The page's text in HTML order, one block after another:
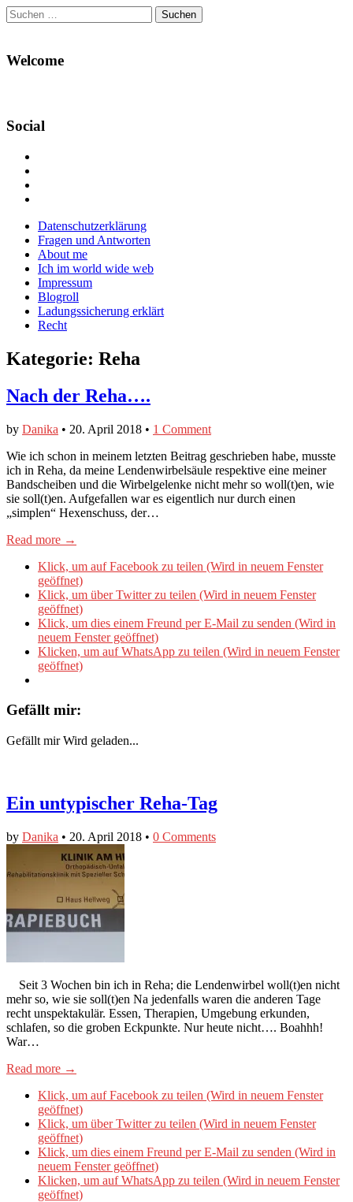
Suchen
nach:
Welcome
Social
Facebook
anzeigen
Twitter
anzeigen
auf
Instagram
anzeigen
Main
menu
Skip
content
Datenschutzerklärung
Fragen und Antworten
About me
Ich im world wide web
Impressum
Blogroll
Ladungssicherung erklärt
Recht
Kategorie: Reha
Nach der Reha….
by Danika • 20. April 2018 • 1 Comment
Wie ich schon in meinem letzten Beitrag geschrieben habe, musste
ich in Reha, da meine Lendenwirbelsäule respektive eine meiner
Bandscheiben und die Wirbelgelenke nicht mehr so woll(t)en, wie
sie soll(t)en. Aufgefallen war es eigentlich nur durch einen
„simplen“ Hexenschuss, der…
Read more →
Klick, um auf Facebook zu teilen (Wird in neuem Fenster
geöffnet)
Klick, um über Twitter zu teilen (Wird in neuem Fenster
geöffnet)
Klick, um dies einem Freund per E-Mail zu senden (Wird in
neuem Fenster geöffnet)
Klicken, um auf WhatsApp zu teilen (Wird in neuem Fenster
geöffnet)
Gefällt mir:
Gefällt mir Wird geladen...
Ein untypischer Reha-Tag
by Danika • 20. April 2018 • 0 Comments
Seit 3 Wochen bin ich in Reha; die Lendenwirbel woll(t)en nicht
mehr so, wie sie soll(t)en Na jedenfalls waren die anderen Tage
recht unspektakulär. Essen, Therapien, Umgebung erkunden,
schlafen, so die groben Eckpunkte. Nur heute nicht…. Boahhh!
War…
Read more →
Klick, um auf Facebook zu teilen (Wird in neuem Fenster
geöffnet)
Klick, um über Twitter zu teilen (Wird in neuem Fenster
geöffnet)
Klick, um dies einem Freund per E-Mail zu senden (Wird in
neuem Fenster geöffnet)
Klicken, um auf WhatsApp zu teilen (Wird in neuem Fenster
geöffnet)